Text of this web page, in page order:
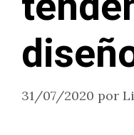
31/07/2020 por